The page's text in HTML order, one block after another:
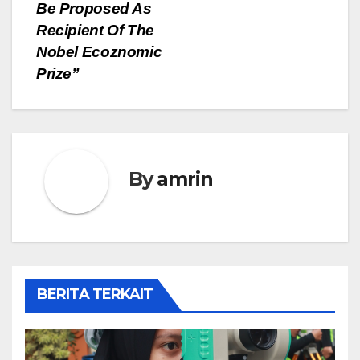
Be Proposed As
Recipient Of The
Nobel Ecoznomic
Prize”
Byamrin
BERITA TERKAIT